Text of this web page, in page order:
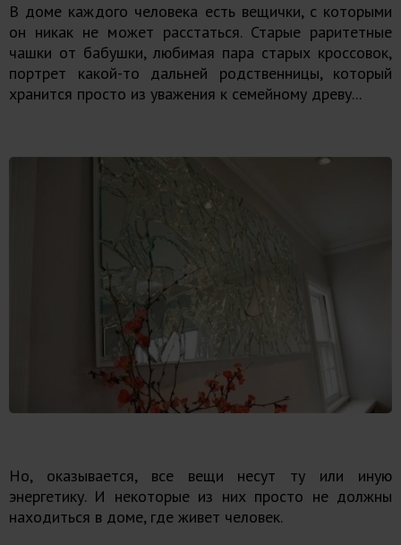
В доме каждого человека есть вещички, с которыми
он никак не может расстаться. Старые раритетные
чашки от бабушки, любимая пара старых кроссовок,
портрет какой-то дальней родственницы, который
хранится просто из уважения к семейному древу...
Но, оказывается, все вещи несут ту или иную
энергетику. И некоторые из них просто не должны
находиться в доме, где живет человек.